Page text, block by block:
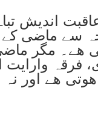
اندیش
وجہ سے ماضی
ھے۔ مگر
فرقہ
ھے اور